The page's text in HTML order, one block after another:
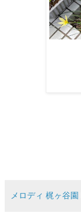
メロディ 梶ヶ谷園